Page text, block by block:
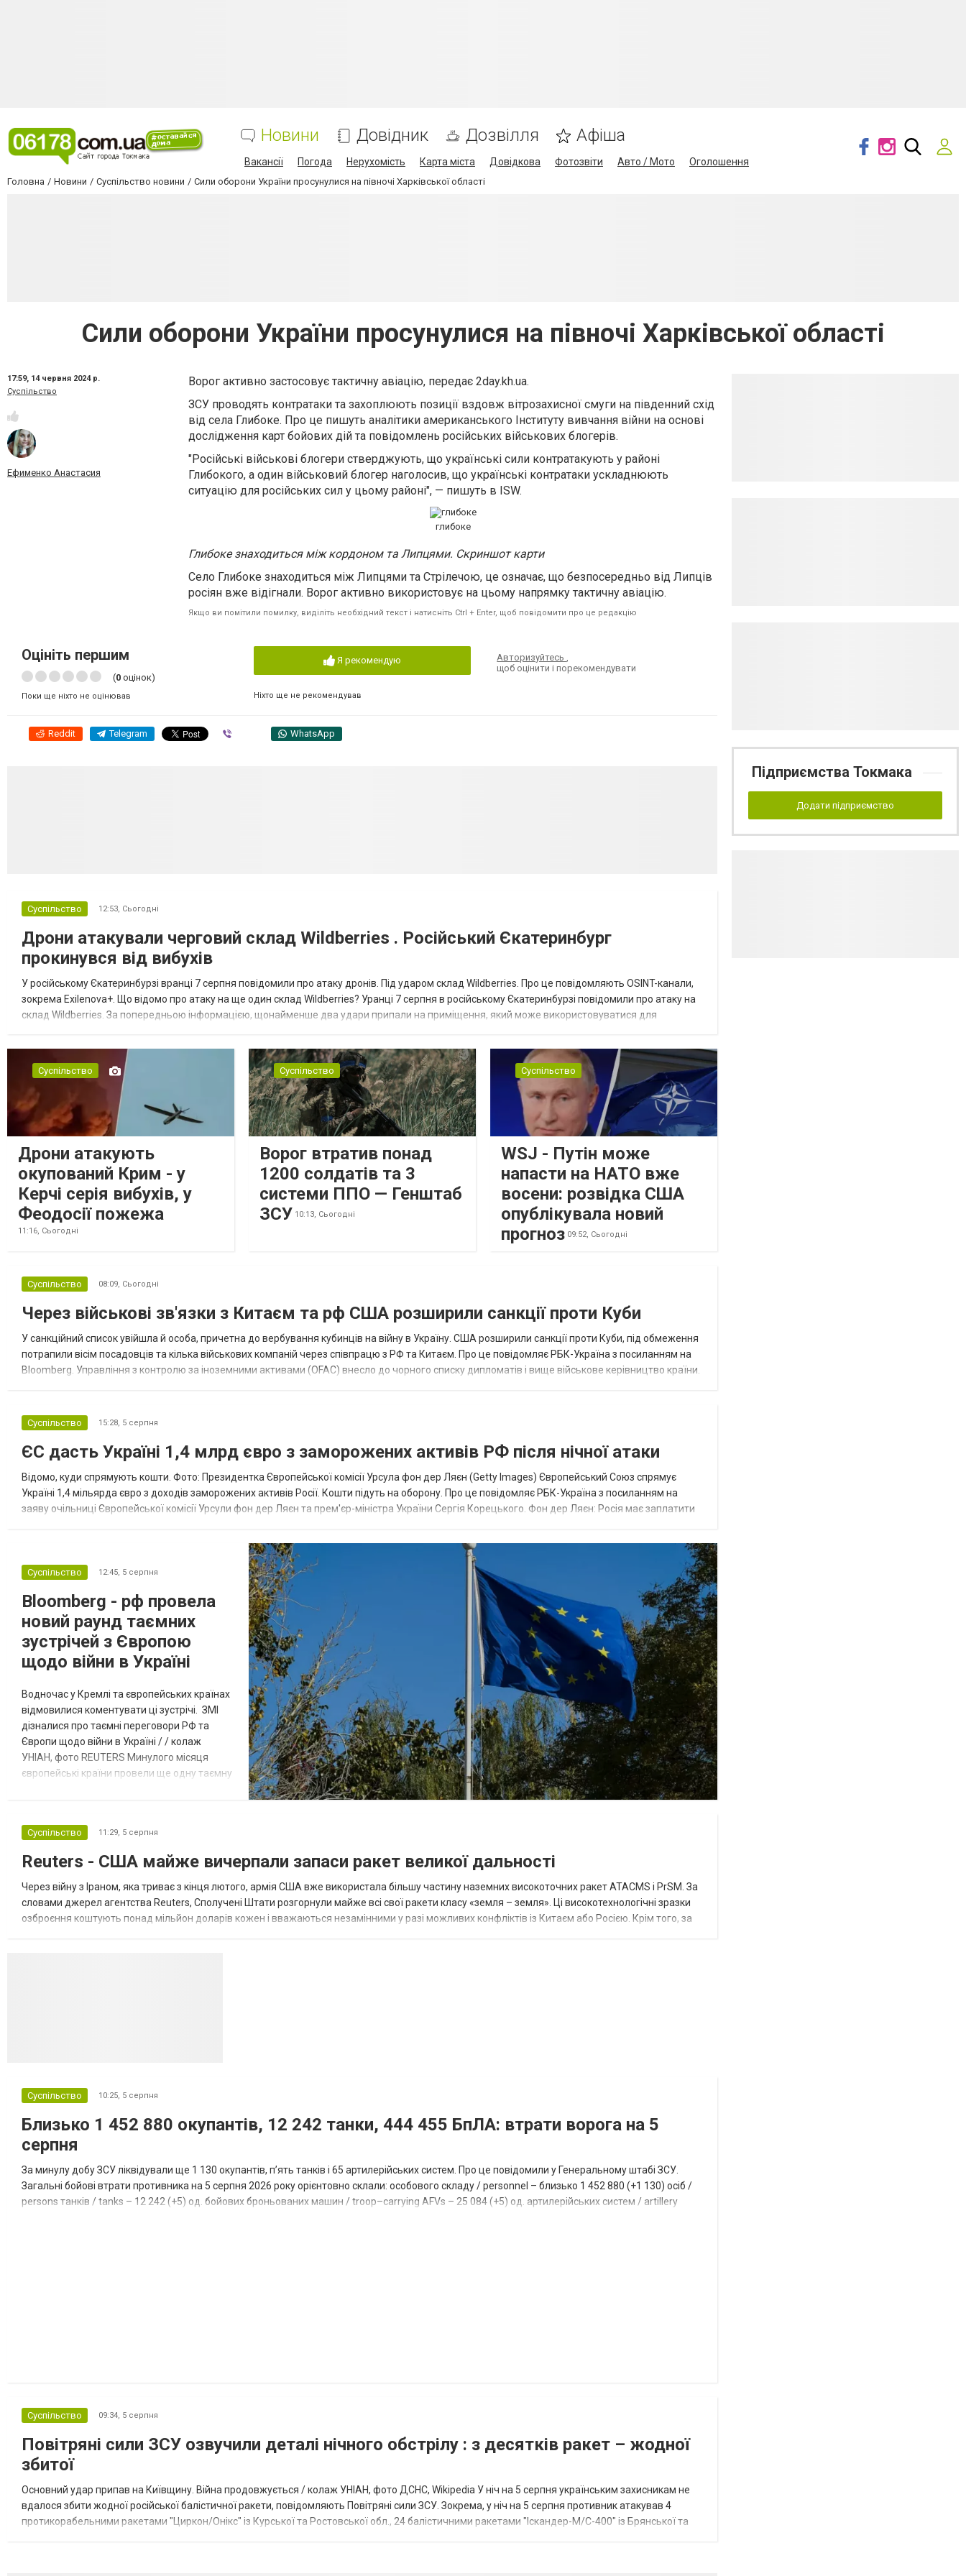
Новини Довідник Дозвілля Афіша
Вакансії Погода Нерухомість Карта міста Довідкова Фотозвіти Авто / Мото Оголошення
Головна Новини Суспільство новини Сили оборони України просунулися на півночі Харківської області
Сили оборони України просунулися на півночі Харківської області
17:59, 14 червня 2024 р.
Суспільство
Ефименко Анастасия
Ворог активно застосовує тактичну авіацію, передає 2day.kh.ua.
ЗСУ проводять контратаки та захоплюють позиції вздовж вітрозахисної смуги на південний схід
від села Глибоке. Про це пишуть аналітики американського Інституту вивчання війни на основі
дослідження карт бойових дій та повідомлень російських військових блогерів.
"Російські військові блогери стверджують, що українські сили контратакують у районі
Глибокого, а один військовий блогер наголосив, що українські контратаки ускладнюють
ситуацію для російських сил у цьому районі", — пишуть в ISW.
глибоке
Глибоке знаходиться між кордоном та Липцями. Скриншот карти
Село Глибоке знаходиться між Липцями та Стрілечою, це означає, що безпосередньо від Липців
росіян вже відігнали. Ворог активно використовує на цьому напрямку тактичну авіацію.
Якщо ви помітили помилку, виділіть необхідний текст і натисніть Ctrl + Enter, щоб повідомити про це редакцію
Оцініть першим
(0 оцінок)
Поки ще ніхто не оцінював
Я рекомендую
Ніхто ще не рекомендував
Авторизуйтесь
щоб оцінити і порекомендувати
Reddit Telegram WhatsApp
Суспільство 12:53, Сьогодні
Дрони атакували черговий склад Wildberries . Російський Єкатеринбург
прокинувся від вибухів
У російському Єкатеринбурзі вранці 7 серпня повідомили про атаку дронів. Під ударом склад Wildberries. Про це повідомляють OSINT-канали,
зокрема Exilenova+. Що відомо про атаку на ще один склад Wildberries? Уранці 7 серпня в російському Єкатеринбурзі повідомили про атаку на
склад Wildberries. За попередньою інформацією, щонайменше два удари припали на приміщення, який може використовуватися для
Суспільство
Дрони атакують
окупований Крим - у
Керчі серія вибухів, у
Феодосії пожежа
11:16, Сьогодні
Суспільство
Ворог втратив понад
1200 солдатів та 3
системи ППО — Генштаб
ЗСУ 10:13, Сьогодні
Суспільство
WSJ - Путін може
напасти на НАТО вже
восени: розвідка США
опублікувала новий
прогноз 09:52, Сьогодні
Суспільство 08:09, Сьогодні
Через військові зв'язки з Китаєм та рф США розширили санкції проти Куби
У санкційний список увійшла й особа, причетна до вербування кубинців на війну в Україну. США розширили санкції проти Куби, під обмеження
потрапили вісім посадовців та кілька військових компаній через співпрацю з РФ та Китаєм. Про це повідомляє РБК-Україна з посиланням на
Bloomberg. Управління з контролю за іноземними активами (OFAC) внесло до чорного списку дипломатів і вище військове керівництво країни.
Суспільство 15:28, 5 серпня
ЄС дасть Україні 1,4 млрд євро з заморожених активів РФ після нічної атаки
Відомо, куди спрямують кошти. Фото: Президентка Європейської комісії Урсула фон дер Ляєн (Getty Images) Європейський Союз спрямує
Україні 1,4 мільярда євро з доходів заморожених активів Росії. Кошти підуть на оборону. Про це повідомляє РБК-Україна з посиланням на
заяву очільниці Європейської комісії Урсули фон дер Ляєн та прем'єр-міністра України Сергія Корецького. Фон дер Ляєн: Росія має заплатити
Суспільство 12:45, 5 серпня
Bloomberg - рф провела
новий раунд таємних
зустрічей з Європою
щодо війни в Україні
Водночас у Кремлі та європейських країнах
відмовилися коментувати ці зустрічі. ЗМІ
дізналися про таємні переговори РФ та
Європи щодо війни в Україні / / колаж
УНІАН, фото REUTERS Минулого місяця
європейські країни провели ще одну таємну
зі сторони Європи до цих переговорів
долучилися колишні високопосадовці
Великої Британії, Франції, Німеччини та Р...
Суспільство 11:29, 5 серпня
Reuters - США майже вичерпали запаси ракет великої дальності
Через війну з Іраном, яка триває з кінця лютого, армія США вже використала більшу частину наземних високоточних ракет ATACMS і PrSM. За
словами джерел агентства Reuters, Сполучені Штати розгорнули майже всі свої ракети класу «земля – земля». Ці високотехнологічні зразки
озброєння коштують понад мільйон доларів кожен і вважаються незамінними у разі можливих конфліктів із Китаєм або Росією. Крім того, за
Суспільство 10:25, 5 серпня
Близько 1 452 880 окупантів, 12 242 танки, 444 455 БпЛА: втрати ворога на 5
серпня
За минулу добу ЗСУ ліквідували ще 1 130 окупантів, пʼять танків і 65 артилерійських систем. Про це повідомили у Генеральному штабі ЗСУ.
Загальні бойові втрати противника на 5 серпня 2026 року орієнтовно склали: особового складу / personnel – близько 1 452 880 (+1 130) осіб /
persons танків / tanks – 12 242 (+5) од. бойових броньованих машин / troop–carrying AFVs – 25 084 (+5) од. артилерійських систем / artillery
Суспільство 09:34, 5 серпня
Повітряні сили ЗСУ озвучили деталі нічного обстрілу : з десятків ракет – жодної
збитої
Основний удар припав на Київщину. Війна продовжується / колаж УНІАН, фото ДСНС, Wikipedia У ніч на 5 серпня українським захисникам не
вдалося збити жодної російської балістичної ракети, повідомляють Повітряні сили ЗСУ. Зокрема, у ніч на 5 серпня противник атакував 4
протикорабельними ракетами "Циркон/Онікс" із Курської та Ростовської обл., 24 балістичними ракетами "Іскандер-М/С-400" із Брянської та
Підприємства Токмака
Додати підприємство